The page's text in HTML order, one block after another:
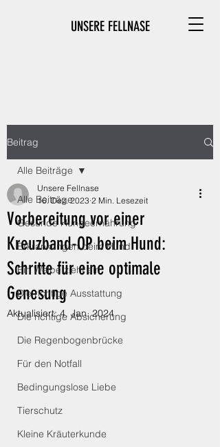
UNSERE FELLNASE
Beitrag
Alle Beiträge
Gesunde Hundeernährung
Erkrankungen beim Hund
Ein Welpe zieht ein
Die richtige Ausstattung
Die richtige Absicherung
Die Regenbogenbrücke
Für den Notfall
Bedingungslose Liebe
Tierschutz
Kleine Kräuterkunde
Alle Beiträge
Vorbereitung vor einer
Kreuzband-OP beim Hund:
Schritte für eine optimale
Genesung
Unsere Fellnase
16. Dez. 2023 2 Min. Lesezeit
Aktualisiert:4. Jan. 2024